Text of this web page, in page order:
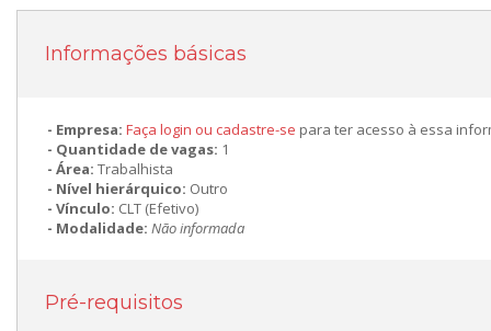
Informações básicas
Empresa: Faça login ou cadastre-se para ter acesso à essa
Quantidade de vagas: 1
Área: Trabalhista
Nível hierárquico: Outro
Vínculo: CLT (Efetivo)
Modalidade: Não informada
Pré-requisitos